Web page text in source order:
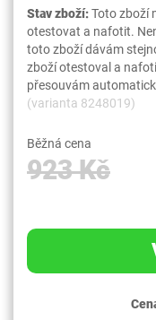
Stav zboží:Toto zboží
otestovat a nafotit.
toto zboží dávám
zboží otestoval a
přesouvám
(varianta 8248019)
Běžná cena
923 Kč